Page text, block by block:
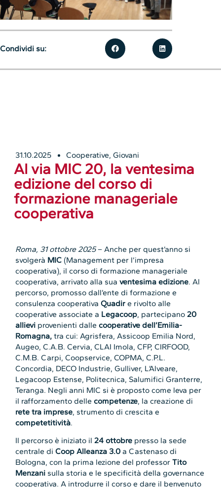
31.10.2025 Cooperative,Giovani
Al via MIC 20, la ventesima
edizione del corso di
formazione manageriale
cooperativa
Roma, 31 ottobre 2025– Anche per quest’anno si
svolgerà MIC (Management per l’impresa
cooperativa), il corso di formazione manageriale
cooperativa, arrivato alla sua ventesima edizione. Al
percorso, promosso dall’ente di formazione e
consulenza cooperativaQuadir e rivolto alle
cooperative associate a Legacoop, partecipano 20
allievi provenienti dallecooperative dell’Emilia-
Romagna, tra cui: Agrisfera, Assicoop Emilia Nord,
Augeo, C.A.B. Cervia, CLAI Imola, CFP, CIRFOOD,
C.M.B. Carpi, Coopservice, COPMA, C.P.L.
Concordia, DECO Industrie, Gulliver, L’Alveare,
Legacoop Estense, Politecnica, Salumifici Granterre,
Teranga. Negli anni MIC si è proposto come leva per
il rafforzamento dellecompetenze, la creazione di
rete tra imprese, strumento di crescita e
competetitività.
Il percorso è iniziato il 24 ottobre presso la sede
centrale diCoop Alleanza 3.0a Castenaso di
Bologna, con la prima lezione del professorTito
Menzani sulla storia e le specificità della governance
cooperativa. A introdurre il corso e dare il benvenuto
Condividi su: